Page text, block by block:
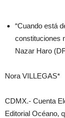
“Cuando está
constituciones
Nazar Haro
Nora VILLEGAS*
CDMX.- Cuenta
Editorial Océano,